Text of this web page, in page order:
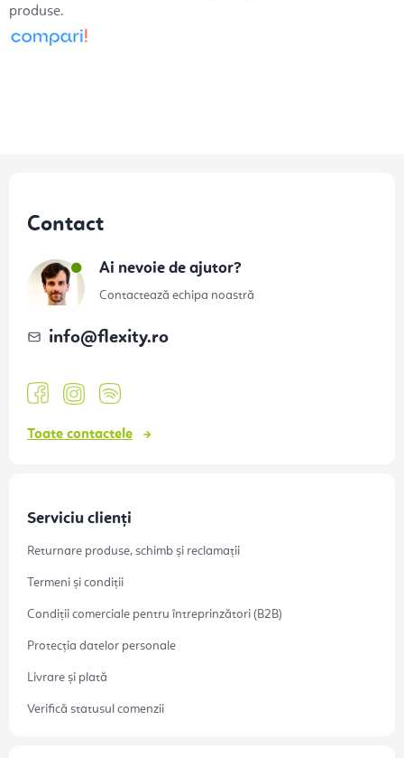
produse.
Contact
Ai nevoie de ajutor?
Contactează echipa noastră
info@flexity.ro
Toate contactele
Serviciu clienți
Returnare produse, schimb și reclamații
Termeni și condiții
Condiții comerciale pentru întreprinzători (B2B)
Protecția datelor personale
Livrare și plată
Verifică statusul comenzii